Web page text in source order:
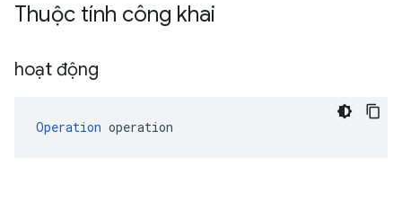
Thuộc tính công khai
hoạt động
Operation operation